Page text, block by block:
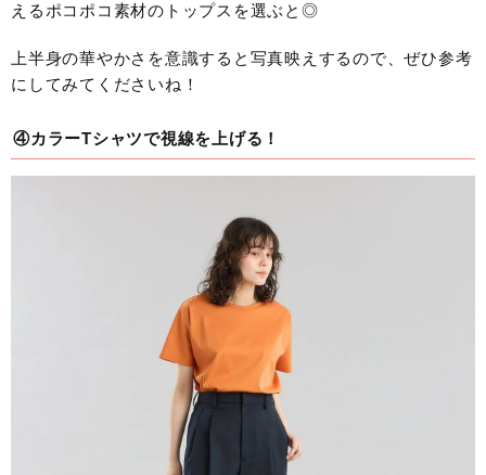
えるポコポコ素材のトップスを選ぶと◎
上半身の華やかさを意識すると写真映えするので、ぜひ参考
にしてみてくださいね！
④カラーTシャツで視線を上げる！